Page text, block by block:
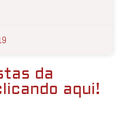
da
aqui!